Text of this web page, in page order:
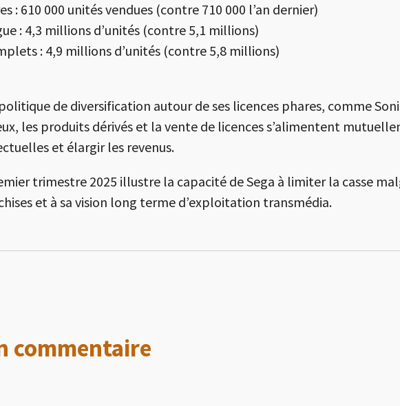
: 610 000 unités vendues (contre 710 000 l’an dernier)
: 4,3 millions d’unités (contre 5,1 millions)
: 4,9 millions d’unités (contre 5,8 millions)
de diversification autour de ses licences phares, comme
les produits dérivés et la vente de licences s’alimentent
et élargir les revenus.
trimestre 2025 illustre la capacité de Sega à limiter la casse
et à sa vision long terme d’exploitation transmédia.
commentaire